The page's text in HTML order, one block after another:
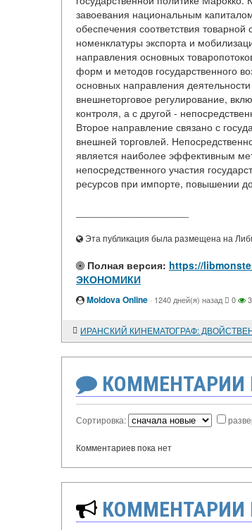
завоевания национальным
обеспечения соответствия
номенклатуры экспорта и
направления основных
форм и методов государственного
основных направления
внешнеторговое регулирование,
контроля, а с другой -
Второе направление связано с
внешней торговлей.
является наиболее эффективным
непосредственного участия
ресурсов при импорте, повышении
Эта публикация была размещена на
Полная версия: https://
ЭКОНОМИКИ
Moldova Online · 1240 дней(я) назад 0
КОММЕНТАРИИ
Сортировка:
Комментариев пока нет
КОММЕНТАРИИ